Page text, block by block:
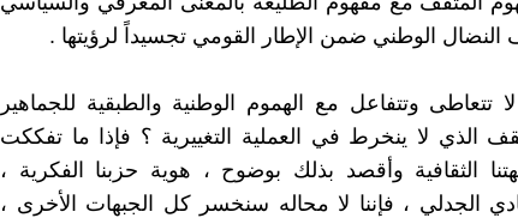
النضال الوطني ضمن الإطار القومي تجسيداً لرؤيتها .
تتعاطى وتتفاعل مع الهموم الوطنية والطبقية للجماهير
الذي لا ينخرط في العملية التغييرية ؟ فإذا ما تفككت
الثقافية وأقصد بذلك بوضوح ، هوية حزبنا الفكرية ،
الجدلي ، فإننا لا محاله سنخسر كل الجبهات الأخرى ،